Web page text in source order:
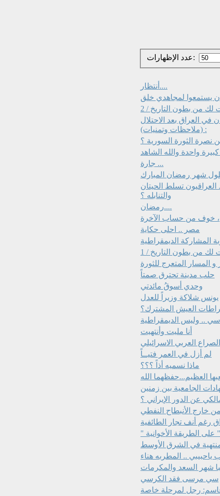
عدد الإظهارات:
أنتظار....
يستمعوا لمجاهدي خلق
لك من بطون التاريخ / 2
في العراق بعد الاحتلال
(ملاحظات وتمنيات) :
نصرة الثورة السورية ؟
واحدة والله الشاهد
جارة ...
شهر رمضان المبارك
تسلط الحيتان
والتنابله ؟
رمضان....
خوف من حساب الآخرة
مصر .. احلى حكاية
المشاركة الديمقراطية
لك من بطون التاريخ / 1
المسار المتعرج للثورة
حلب مدينة تحترق صمتاً
وحدي أسوقُ مائدتي
يونس شلاكة وزيراً للعدل
العيش المشترك؟
.. وليس الديمقراطية
أنا مليت وأنتهيت
العربي الاسرائيلي
لم أزل في العمر فتيــاً
ماذا نسميه أذاً ؟؟؟
العظيم...حفظهما الله
الجامعية بين زمنين
عن الدور الإيراني ؟
رغم أنف تجار الطائفية
" على الطريقة الأخوانية
في الشرق الأوسط
شهر السعد والمكرمات
سي مرسى فقد الكرسي
رجل لمرحلة خاصة